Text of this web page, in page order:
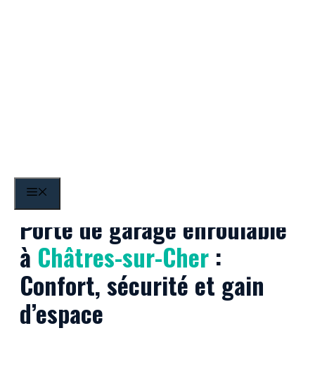
Porte de garage enroulable
à Châtres-sur-Cher :
Confort, sécurité et gain
d’espace